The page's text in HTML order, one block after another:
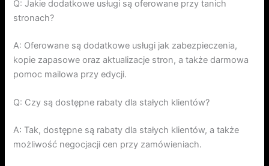
Q: Jakie dodatkowe usługi są oferowane przy tanich
stronach?
A: Oferowane są dodatkowe usługi jak zabezpieczenia,
kopie zapasowe oraz aktualizacje stron, a także darmowa
pomoc mailowa przy edycji.
Q: Czy są dostępne rabaty dla stałych klientów?
A: Tak, dostępne są rabaty dla stałych klientów, a także
możliwość negocjacji cen przy zamówieniach.